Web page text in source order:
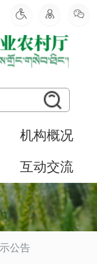
机构概况
互动交流
公告